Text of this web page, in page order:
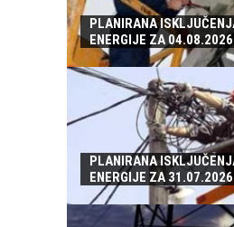
PLANIRANA
ENERGIJE ZA
PLANIRANA
ENERGIJE ZA